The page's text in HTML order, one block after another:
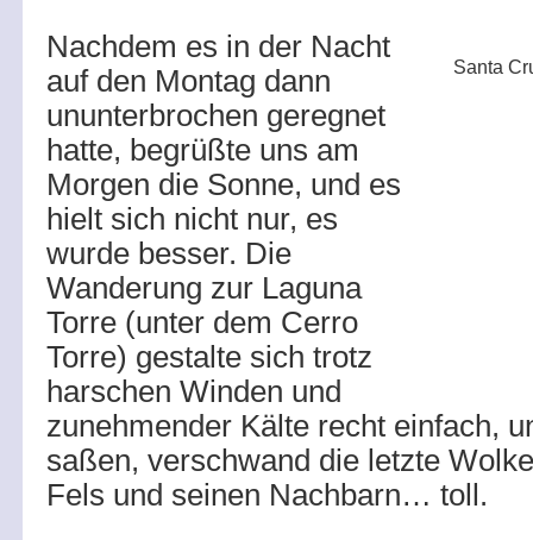
Santa
Nachdem es in der Nacht
auf den Montag dann
ununterbrochen geregnet
hatte, begrüßte uns am
Morgen die Sonne, und es
hielt sich nicht nur, es
wurde besser. Die
Wanderung zur Laguna
Torre (unter dem Cerro
Torre) gestalte sich trotz
harschen Winden und
zunehmender Kälte recht einfach,
saßen, verschwand die letzte
Fels und seinen Nachbarn… toll.